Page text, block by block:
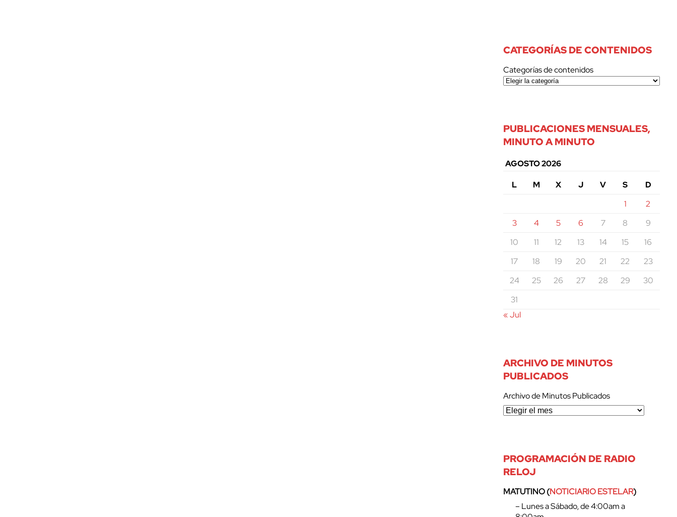
CATEGORÍAS DE CONTENIDOS
Categorías de contenidos
PUBLICACIONES MENSUALES,
MINUTO A MINUTO
AGOSTO 2026
L
M X J V S
D
1
2
3
4 5 6 7 8
9
10
11 12 13 14 15
16
17
18 19 20 21 22
23
24
25 26 27 28 29
30
31
« Jul
ARCHIVO DE MINUTOS
PUBLICADOS
Archivo de Minutos Publicados
PROGRAMACIÓN DE RADIO
RELOJ
MATUTINO (NOTICIARIO ESTELAR)
– Lunes a Sábado, de 4:00am a